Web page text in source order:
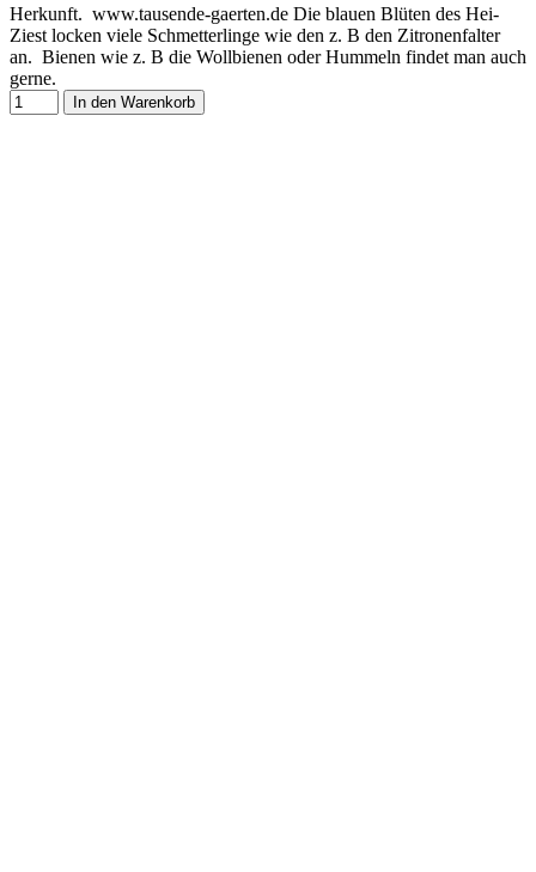
Herkunft. www.tausende-gaerten.de Die blauen Blüten des Hei-
Ziest locken viele Schmetterlinge wie den z. B den Zitronenfalter
an. Bienen wie z. B die Wollbienen oder Hummeln findet man auch
gerne.
In den Warenkorb